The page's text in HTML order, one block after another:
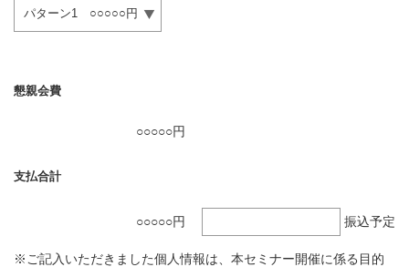
懇親会費
○○○○○円
支払合計
○○○○○円 振込予定
※ご記入いただきました個人情報は、本セミナー開催に係る目的